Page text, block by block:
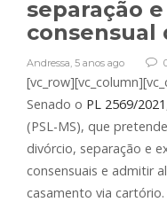
separação
consensual
Andressa 5 anos ago
Senado o PL 2569/2021
(PSL-MS), que
divórcio, separação e
consensuais e admitir
casamento via